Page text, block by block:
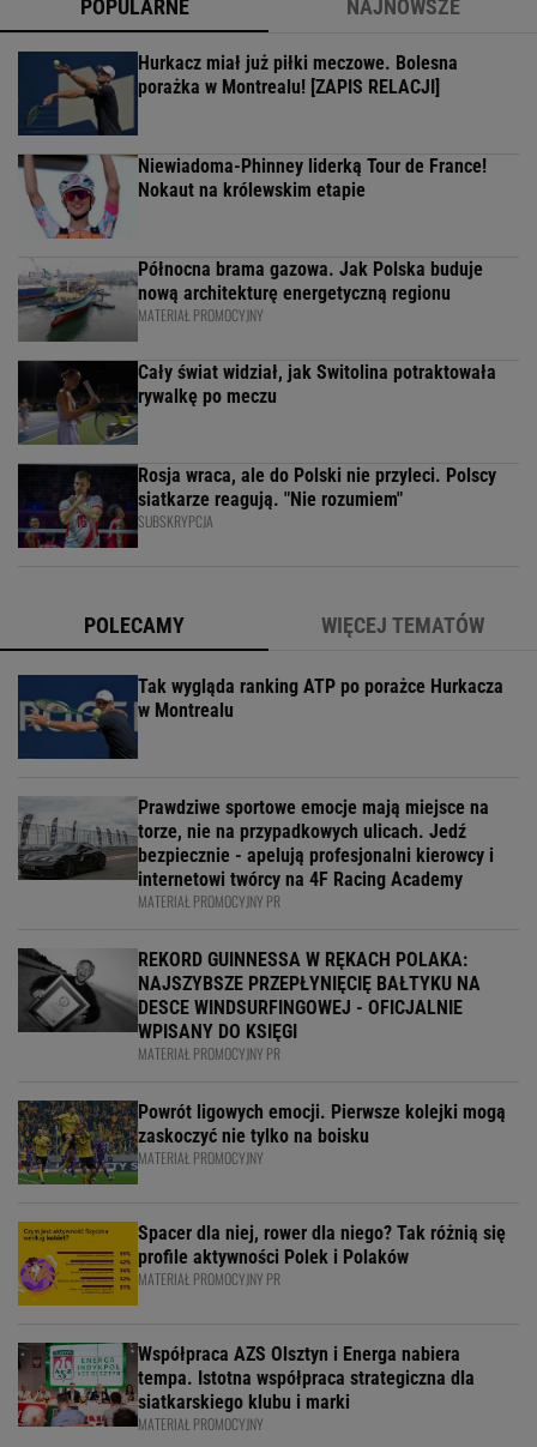
POPULARNE NAJNOWSZE
Hurkacz miał już piłki meczowe. Bolesna
porażka w Montrealu! [ZAPIS RELACJI]
Niewiadoma-Phinney liderką Tour de France!
Nokaut na królewskim etapie
Północna brama gazowa. Jak Polska buduje
nową architekturę energetyczną regionu
MATERIAŁ PROMOCYJNY
Cały świat widział, jak Switolina potraktowała
rywalkę po meczu
Rosja wraca, ale do Polski nie przyleci. Polscy
siatkarze reagują. "Nie rozumiem"
SUBSKRYPCJA
POLECAMY WIĘCEJ TEMATÓW
Tak wygląda ranking ATP po porażce Hurkacza
w Montrealu
Prawdziwe sportowe emocje mają miejsce na
torze, nie na przypadkowych ulicach. Jedź
bezpiecznie - apelują profesjonalni kierowcy i
internetowi twórcy na 4F Racing Academy
MATERIAŁ PROMOCYJNY PR
REKORD GUINNESSA W RĘKACH POLAKA:
NAJSZYBSZE PRZEPŁYNIĘCIĘ BAŁTYKU NA
DESCE WINDSURFINGOWEJ - OFICJALNIE
WPISANY DO KSIĘGI
MATERIAŁ PROMOCYJNY PR
Powrót ligowych emocji. Pierwsze kolejki mogą
zaskoczyć nie tylko na boisku
MATERIAŁ PROMOCYJNY
Spacer dla niej, rower dla niego? Tak różnią się
profile aktywności Polek i Polaków
MATERIAŁ PROMOCYJNY PR
Współpraca AZS Olsztyn i Energa nabiera
tempa. Istotna współpraca strategiczna dla
siatkarskiego klubu i marki
MATERIAŁ PROMOCYJNY